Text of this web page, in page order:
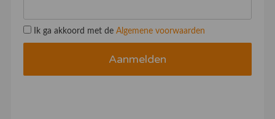
Ik ga akkoord met de Algemene voorwaarden